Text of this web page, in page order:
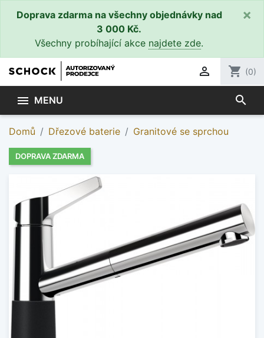
Doprava zdarma na všechny objednávky nad
3 000 Kč.
Všechny probíhající akce najdete zde.
×
 shopping_cart (0)
 MENU search
Domů Dřezové baterie Granitové se sprchou
DOPRAVA ZDARMA